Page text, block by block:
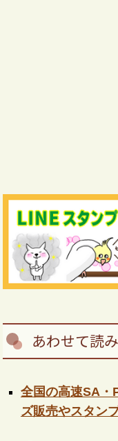
あわせて読
全国の高速SA・
ズ販売やスタン